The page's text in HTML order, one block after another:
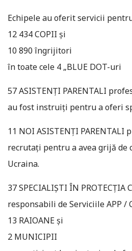
Echipele au oferit servicii
12 434 COPII și
10 890 îngrijitori
în toate cele 4 „BLUE DOT-uri
57 ASISTENȚI PARENTALI
au fost instruiți pentru a oferi
11 NOI ASISTENȚI
recrutați pentru a avea grijă
Ucraina.
37 SPECIALIȘTI ÎN PROTECȚIA
responsabili de Serviciile APP /
13 RAIOANE și
2 MUNICIPII